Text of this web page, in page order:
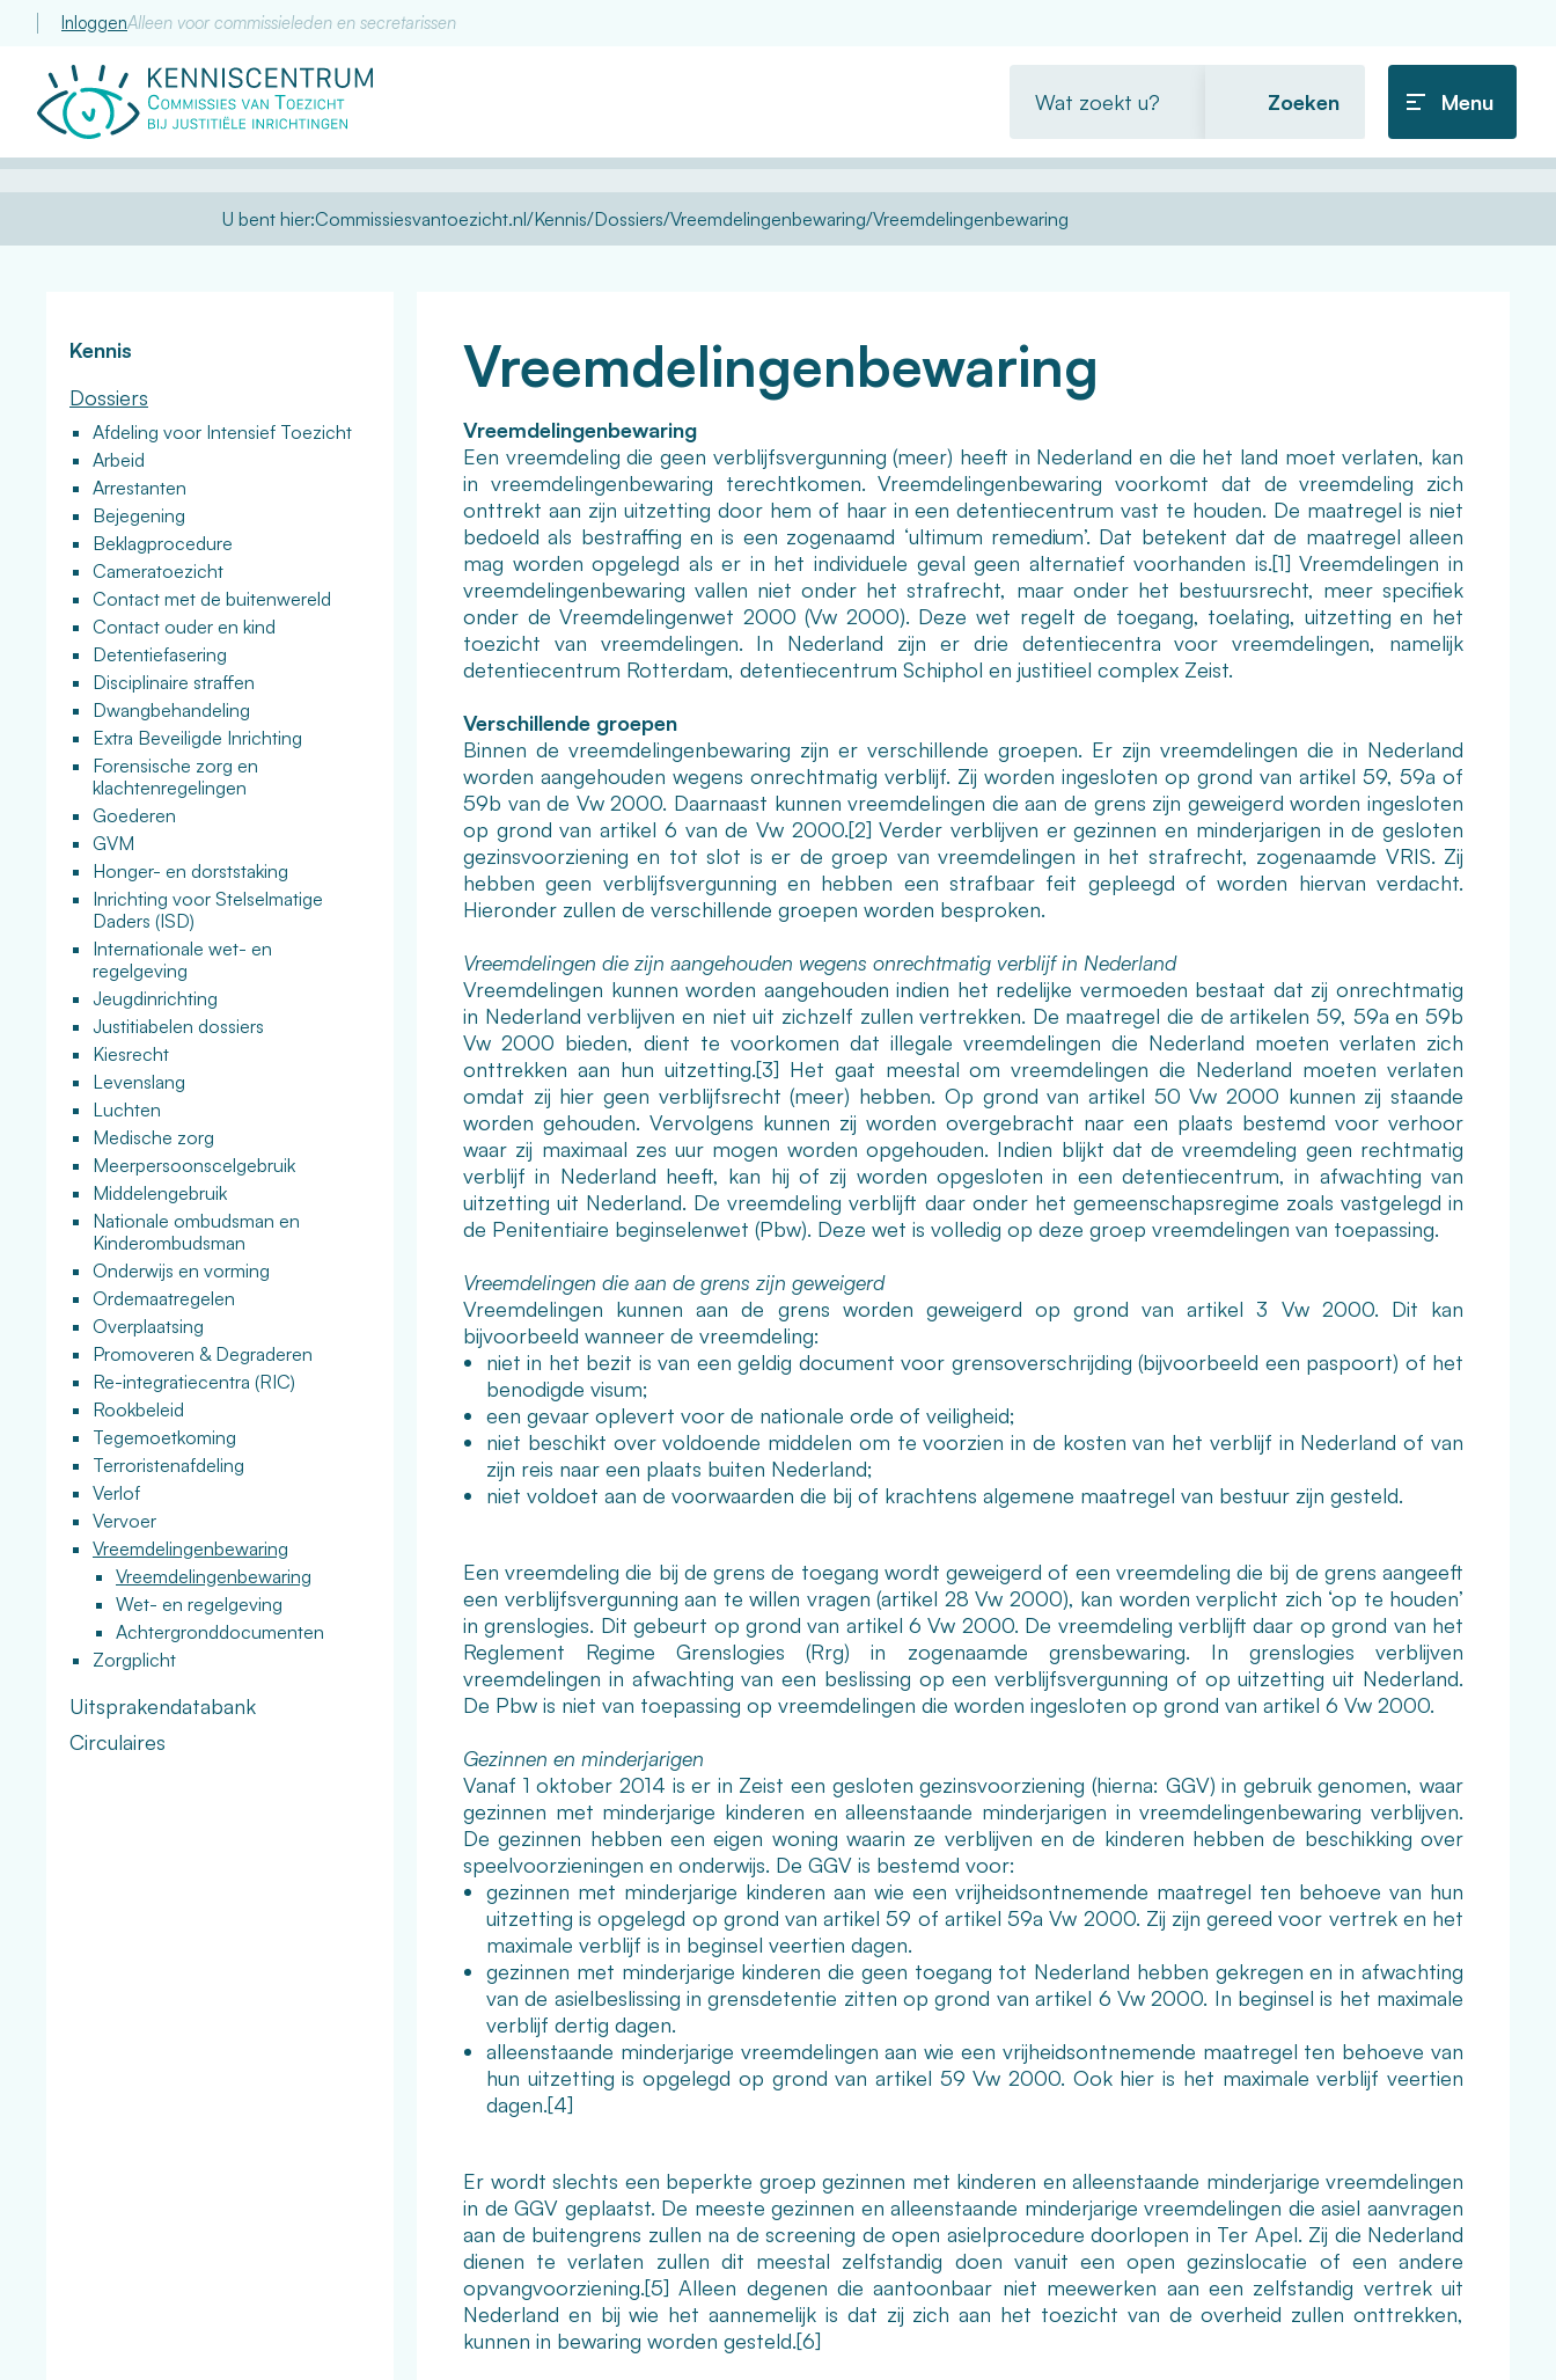
Commissie
zoekt
Menu
InloggenAlleen voor commissieleden en secretarissen
U bent hier:Commissiesvantoezicht.nl Kennis Dossiers Vreemdelingenbewaring Vreemdelingenbewaring
Vreemdelingenbewaring
Vreemdelingenbewaring
Een vreemdeling die geen verblijfsvergunning (meer) heeft in Nederland en die het land moet verlaten, kan
in vreemdelingenbewaring terechtkomen. Vreemdelingenbewaring voorkomt dat de vreemdeling zich
onttrekt aan zijn uitzetting door hem of haar in een detentiecentrum vast te houden. De maatregel is niet
bedoeld als bestraffing en is een zogenaamd ‘ultimum remedium’. Dat betekent dat de maatregel alleen
mag worden opgelegd als er in het individuele geval geen alternatief voorhanden is.[1] Vreemdelingen in
vreemdelingenbewaring vallen niet onder het strafrecht, maar onder het bestuursrecht, meer specifiek
onder de Vreemdelingenwet 2000 (Vw 2000). Deze wet regelt de toegang, toelating, uitzetting en het
toezicht van vreemdelingen. In Nederland zijn er drie detentiecentra voor vreemdelingen, namelijk
detentiecentrum Rotterdam, detentiecentrum Schiphol en justitieel complex Zeist.
Verschillende groepen
Binnen de vreemdelingenbewaring zijn er verschillende groepen. Er zijn vreemdelingen die in Nederland
worden aangehouden wegens onrechtmatig verblijf. Zij worden ingesloten op grond van artikel 59, 59a of
59b van de Vw 2000. Daarnaast kunnen vreemdelingen die aan de grens zijn geweigerd worden ingesloten
op grond van artikel 6 van de Vw 2000.[2] Verder verblijven er gezinnen en minderjarigen in de gesloten
gezinsvoorziening en tot slot is er de groep van vreemdelingen in het strafrecht, zogenaamde VRIS. Zij
hebben geen verblijfsvergunning en hebben een strafbaar feit gepleegd of worden hiervan verdacht.
Hieronder zullen de verschillende groepen worden besproken.
Vreemdelingen die zijn aangehouden wegens onrechtmatig verblijf in Nederland
Vreemdelingen kunnen worden aangehouden indien het redelijke vermoeden bestaat dat zij onrechtmatig
in Nederland verblijven en niet uit zichzelf zullen vertrekken. De maatregel die de artikelen 59, 59a en 59b
Vw 2000 bieden, dient te voorkomen dat illegale vreemdelingen die Nederland moeten verlaten zich
onttrekken aan hun uitzetting.[3] Het gaat meestal om vreemdelingen die Nederland moeten verlaten
omdat zij hier geen verblijfsrecht (meer) hebben. Op grond van artikel 50 Vw 2000 kunnen zij staande
worden gehouden. Vervolgens kunnen zij worden overgebracht naar een plaats bestemd voor verhoor
waar zij maximaal zes uur mogen worden opgehouden. Indien blijkt dat de vreemdeling geen rechtmatig
verblijf in Nederland heeft, kan hij of zij worden opgesloten in een detentiecentrum, in afwachting van
uitzetting uit Nederland. De vreemdeling verblijft daar onder het gemeenschapsregime zoals vastgelegd in
de Penitentiaire beginselenwet (Pbw). Deze wet is volledig op deze groep vreemdelingen van toepassing.
Vreemdelingen die aan de grens zijn geweigerd
Vreemdelingen kunnen aan de grens worden geweigerd op grond van artikel 3 Vw 2000. Dit kan
bijvoorbeeld wanneer de vreemdeling:
niet in het bezit is van een geldig document voor grensoverschrijding (bijvoorbeeld een paspoort) of het
benodigde visum;
een gevaar oplevert voor de nationale orde of veiligheid;
niet beschikt over voldoende middelen om te voorzien in de kosten van het verblijf in Nederland of van
zijn reis naar een plaats buiten Nederland;
niet voldoet aan de voorwaarden die bij of krachtens algemene maatregel van bestuur zijn gesteld.
Een vreemdeling die bij de grens de toegang wordt geweigerd of een vreemdeling die bij de grens aangeeft
een verblijfsvergunning aan te willen vragen (artikel 28 Vw 2000), kan worden verplicht zich ‘op te houden’
in grenslogies. Dit gebeurt op grond van artikel 6 Vw 2000. De vreemdeling verblijft daar op grond van het
Reglement Regime Grenslogies (Rrg) in zogenaamde grensbewaring. In grenslogies verblijven
vreemdelingen in afwachting van een beslissing op een verblijfsvergunning of op uitzetting uit Nederland.
De Pbw is niet van toepassing op vreemdelingen die worden ingesloten op grond van artikel 6 Vw 2000.
Gezinnen en minderjarigen
Vanaf 1 oktober 2014 is er in Zeist een gesloten gezinsvoorziening (hierna: GGV) in gebruik genomen, waar
gezinnen met minderjarige kinderen en alleenstaande minderjarigen in vreemdelingenbewaring verblijven.
De gezinnen hebben een eigen woning waarin ze verblijven en de kinderen hebben de beschikking over
speelvoorzieningen en onderwijs. De GGV is bestemd voor:
gezinnen met minderjarige kinderen aan wie een vrijheidsontnemende maatregel ten behoeve van hun
uitzetting is opgelegd op grond van artikel 59 of artikel 59a Vw 2000. Zij zijn gereed voor vertrek en het
maximale verblijf is in beginsel veertien dagen.
gezinnen met minderjarige kinderen die geen toegang tot Nederland hebben gekregen en in afwachting
van de asielbeslissing in grensdetentie zitten op grond van artikel 6 Vw 2000. In beginsel is het maximale
verblijf dertig dagen.
alleenstaande minderjarige vreemdelingen aan wie een vrijheidsontnemende maatregel ten behoeve van
hun uitzetting is opgelegd op grond van artikel 59 Vw 2000. Ook hier is het maximale verblijf veertien
dagen.[4]
Er wordt slechts een beperkte groep gezinnen met kinderen en alleenstaande minderjarige vreemdelingen
in de GGV geplaatst. De meeste gezinnen en alleenstaande minderjarige vreemdelingen die asiel aanvragen
aan de buitengrens zullen na de screening de open asielprocedure doorlopen in Ter Apel. Zij die Nederland
dienen te verlaten zullen dit meestal zelfstandig doen vanuit een open gezinslocatie of een andere
opvangvoorziening.[5] Alleen degenen die aantoonbaar niet meewerken aan een zelfstandig vertrek uit
Nederland en bij wie het aannemelijk is dat zij zich aan het toezicht van de overheid zullen onttrekken,
kunnen in bewaring worden gesteld.[6]
Kennis
Dossiers
Afdeling voor Intensief Toezicht
Arbeid
Arrestanten
Bejegening
Beklagprocedure
Cameratoezicht
Contact met de buitenwereld
Contact ouder en kind
Detentiefasering
Disciplinaire straffen
Dwangbehandeling
Extra Beveiligde Inrichting
Forensische zorg en
klachtenregelingen
Goederen
GVM
Honger- en dorststaking
Inrichting voor Stelselmatige
Daders (ISD)
Internationale wet- en
regelgeving
Jeugdinrichting
Justitiabelen dossiers
Kiesrecht
Levenslang
Luchten
Medische zorg
Meerpersoonscelgebruik
Middelengebruik
Nationale ombudsman en
Kinderombudsman
Onderwijs en vorming
Ordemaatregelen
Overplaatsing
Promoveren & Degraderen
Re-integratiecentra (RIC)
Rookbeleid
Tegemoetkoming
Terroristenafdeling
Verlof
Vervoer
Vreemdelingenbewaring
Vreemdelingenbewaring
Wet- en regelgeving
Achtergronddocumenten
Zorgplicht
Uitsprakendatabank
Circulaires